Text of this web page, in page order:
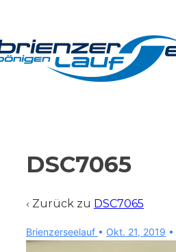
Inhalt
DSC7065
‹ Zurück zu DSC7065
Brienzerseelauf • Okt. 21, 2019